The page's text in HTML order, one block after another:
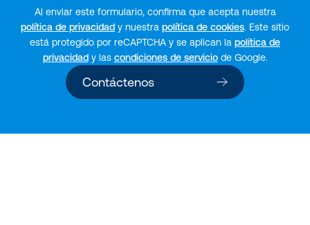
Al enviar este formulario, confirma que acepta nuestra
política de privacidad y nuestra política de cookies. Este sitio
está protegido por reCAPTCHA y se aplican la política de
privacidady las condiciones de serviciode Google.
Contáctenos